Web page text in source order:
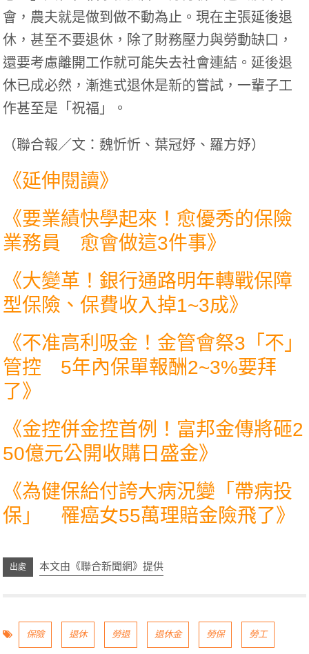
會，農夫就是做到做不動為止。現在主張延後退
休，甚至不要退休，除了財務壓力與勞動缺口，
還要考慮離開工作就可能失去社會連結。延後退
休已成必然，漸進式退休是新的嘗試，一輩子工
作甚至是「祝福」。
（聯合報／文：魏忻忻、葉冠妤、羅方妤）
《延伸閱讀》
《要業績快學起來！愈優秀的保險
業務員 愈會做這3件事》
《大變革！銀行通路明年轉戰保障
型保險、保費收入掉1~3成》
《不准高利吸金！金管會祭3「不」
管控 5年內保單報酬2~3%要拜
了》
《金控併金控首例！富邦金傳將砸2
50億元公開收購日盛金》
《為健保給付誇大病況變「帶病投
保」 罹癌女55萬理賠金險飛了》
本文由《聯合新聞網》提供
保險 退休 勞退 退休金 勞保 勞工